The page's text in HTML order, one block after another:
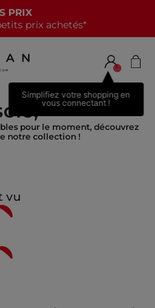
PRIX
prix achetés*
Simplifiez votre shopping en
vous connectant !
pour le moment, découvrez
notre collection !
vu